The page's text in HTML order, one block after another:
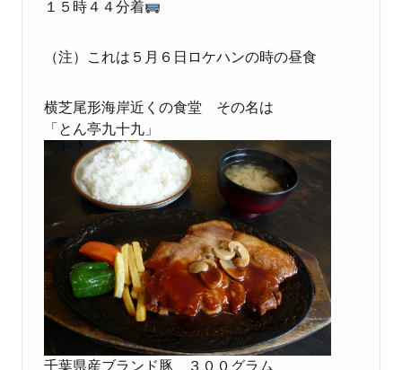
１５時４４分着
（注）これは５月６日ロケハンの時の昼食
横芝尾形海岸近くの食堂 その名は
「とん亭九十九」
千葉県産ブランド豚 ３００グラム